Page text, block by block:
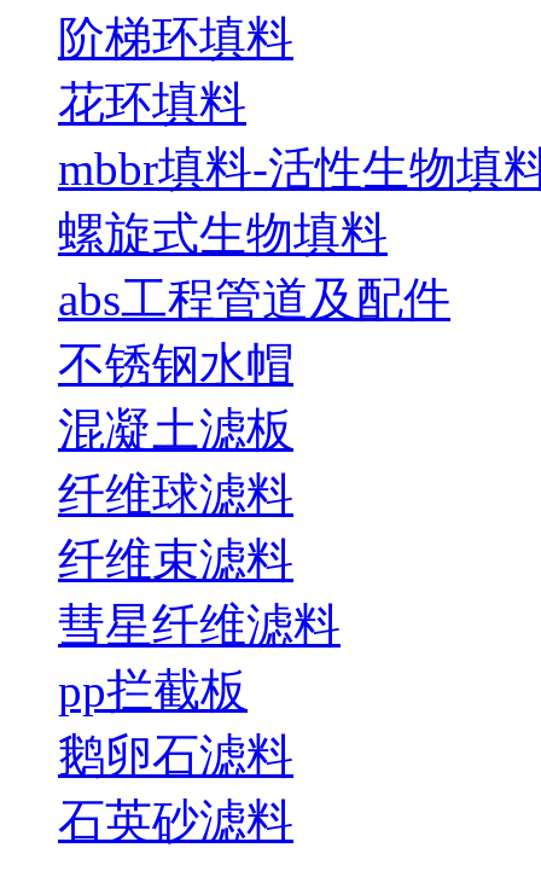
阶梯环填料
花环填料
mbbr填料-活性生物填
螺旋式生物填料
abs工程管道及配件
不锈钢水帽
混凝土滤板
纤维球滤料
纤维束滤料
彗星纤维滤料
pp拦截板
鹅卵石滤料
石英砂滤料